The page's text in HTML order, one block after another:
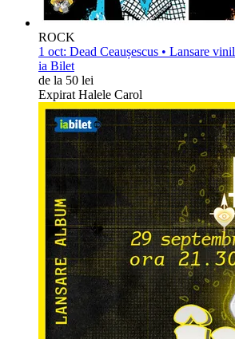
ROCK
1 oct: Dead Ceaușescus • Lansare vinil
ia Bilet
de la 50 lei
Expirat Halele Carol